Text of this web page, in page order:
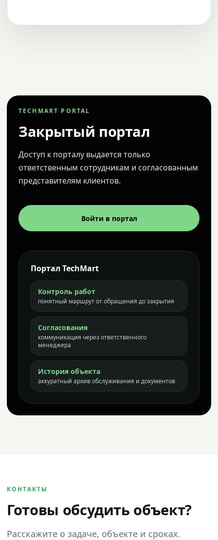
TECHMART PORTAL
Закрытый портал
Доступ к порталу выдается только
ответственным сотрудникам и согласованным
представителям клиентов.
Войти в портал
Портал TechMart
Контроль работ
понятный маршрут от обращения до закрытия
Согласования
коммуникация через ответственного
менеджера
История объекта
аккуратный архив обслуживания и документов
КОНТАКТЫ
Готовы обсудить объект?
Расскажите о задаче, объекте и сроках.